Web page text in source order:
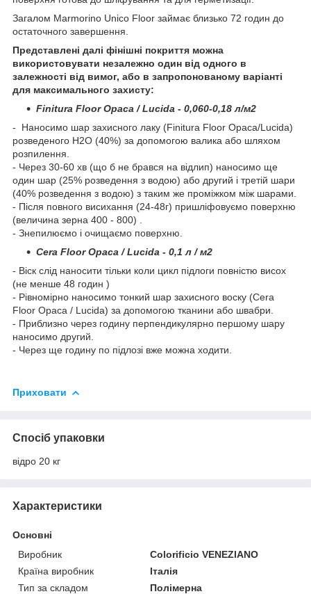
Загалом Marmorino Unico Floor займає близько 72 годин до
остаточного завершення.
Представлені далі фінішні покриття можна
використовувати незалежно один від одного в
залежності від вимог, або в запропонованому варіанті
для максимального захисту:
Finitura Floor Opaca / Lucida - 0,060-0,18 л/м2
- Наносимо шар захисного лаку (Finitura Floor Opaca/Lucida)
розведеного H2O (40%) за допомогою валика або шляхом
розпилення.
- Через 30-60 хв (що б не брався на відлип) наносимо ще
один шар (25% розведення з водою) або другий і третій шари
(40% розведення з водою) з таким же проміжком між шарами.
- Після повного висихання (24-48г) пришліфовуємо поверхню
(величина зерна 400 - 800) .
- Знепилюємо і очищаємо поверхню.
Cera Floor Opaca / Lucida - 0,1 л / м2
- Віск слід наносити тільки коли цикл підлоги повністю висох
(не менше 48 годин )
- Рівномірно наносимо тонкий шар захисного воску (Cera
Floor Opaca / Lucida) за допомогою тканини або швабри.
- Приблизно через годину перпендикулярно першому шару
наносимо другий.
- Через ще годину по підлозі вже можна ходити.
Приховати
Спосіб упаковки
відро 20 кг
Характеристики
Основні
Виробник
Colorificio VENEZIANO
Країна виробник
Італія
Тип за складом
Полімерна